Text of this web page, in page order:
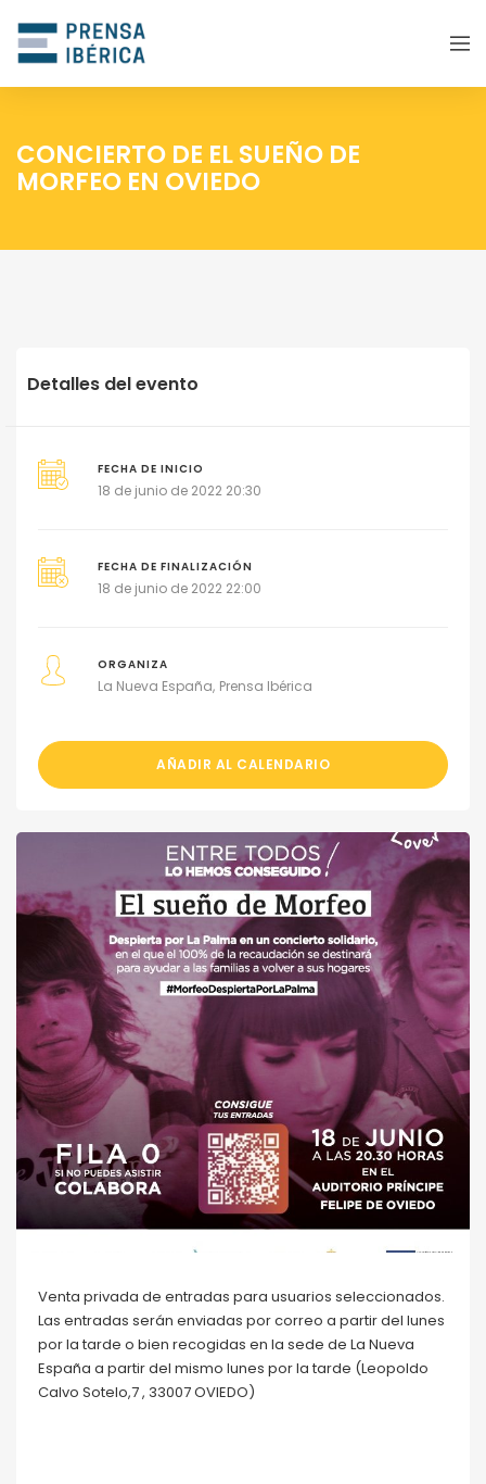
CONCIERTO DE EL SUEÑO DE
MORFEO EN OVIEDO
Detalles del evento
FECHA DE INICIO
18 de junio de 2022 20:30
FECHA DE FINALIZACIÓN
18 de junio de 2022 22:00
ORGANIZA
La Nueva España Prensa Ibérica
AÑADIR AL CALENDARIO
Venta privada de entradas para usuarios seleccionados.
Las entradas serán enviadas por correo a partir del lunes
por la tarde o bien recogidas en la sede de La Nueva
España a partir del mismo lunes por la tarde (Leopoldo
Calvo Sotelo,7 , 33007 OVIEDO)